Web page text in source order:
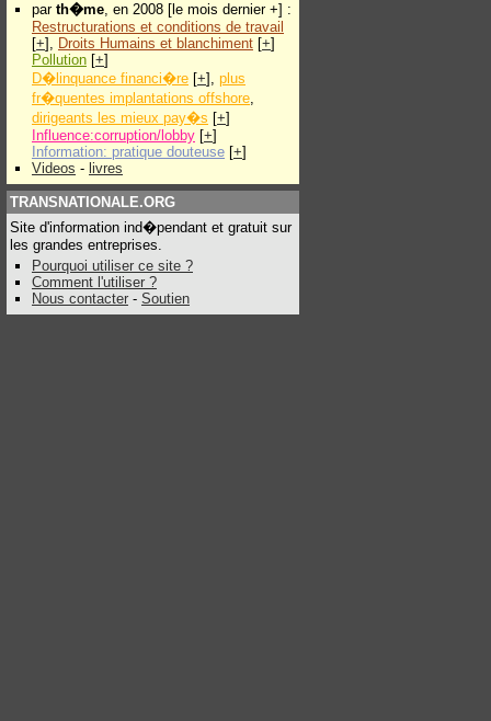
par th�me, en 2008 [le mois dernier +] :
Restructurations et conditions de travail
[+], Droits Humains et blanchiment [+]
Pollution [+]
D�linquance financi�re [+], plus
fr�quentes implantations offshore,
dirigeants les mieux pay�s [+]
Influence:corruption/lobby [+]
Information: pratique douteuse [+]
Videos - livres
TRANSNATIONALE.ORG
Site d'information ind�pendant et gratuit sur
les grandes entreprises.
Pourquoi utiliser ce site ?
Comment l'utiliser ?
Nous contacter - Soutien